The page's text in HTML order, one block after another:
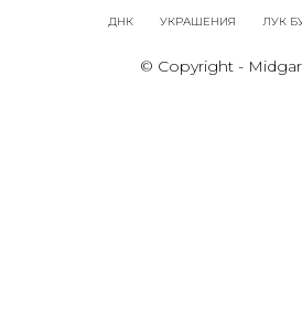
ДНК УКРАШЕНИЯ ЛУК
© Copyright -